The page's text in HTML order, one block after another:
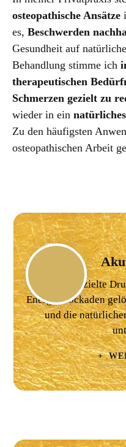
osteopathische Ansätze
es, Beschwerden
Gesundheit auf
Behandlung stimme ich
therapeutischen
Schmerzen gezielt zu
wieder in ein
Zu den häufigsten
osteopathischen Arbeit
Durch gezielte
Energieblockaden
und die
+